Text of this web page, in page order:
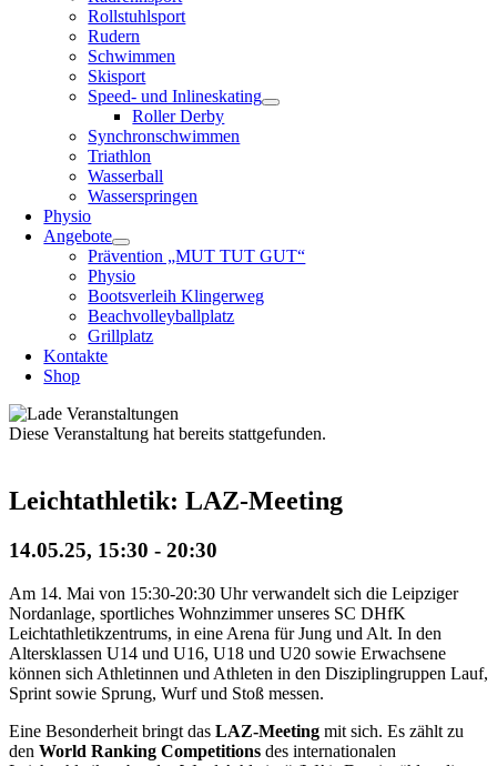
Rollstuhlsport
Rudern
Schwimmen
Skisport
Speed- und Inlineskating
Roller Derby
Synchronschwimmen
Triathlon
Wasserball
Wasserspringen
Physio
Angebote
Prävention „MUT TUT GUT“
Physio
Bootsverleih Klingerweg
Beachvolleyballplatz
Grillplatz
Kontakte
Shop
Diese Veranstaltung hat bereits stattgefunden.
Leichtathletik: LAZ-Meeting
14.05.25, 15:30 - 20:30
Am 14. Mai von 15:30-20:30 Uhr verwandelt sich die Leipziger
Nordanlage, sportliches Wohnzimmer unseres SC DHfK
Leichtathletikzentrums, in eine Arena für Jung und Alt. In den
Altersklassen U14 und U16, U18 und U20 sowie Erwachsene
können sich Athletinnen und Athleten in den Disziplingruppen Lauf,
Sprint sowie Sprung, Wurf und Stoß messen.
Eine Besonderheit bringt das LAZ-Meeting mit sich. Es zählt zu
den World Ranking Competitions des internationalen